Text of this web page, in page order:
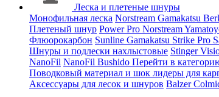
Леска и плетеные шнуры
Монофильная леска Norstream Gamakatsu
Плетеный шнур Power Pro Norstream
Флюорокарбон Sunline Gamakatsu Strike Pro
Шнуры и подлески нахлыстовые Stinger
NanoFil NanoFil Bushido Перейти в
Поводковый материал и шок лидеры для
Аксессуары для лесок и шнуров Balzer